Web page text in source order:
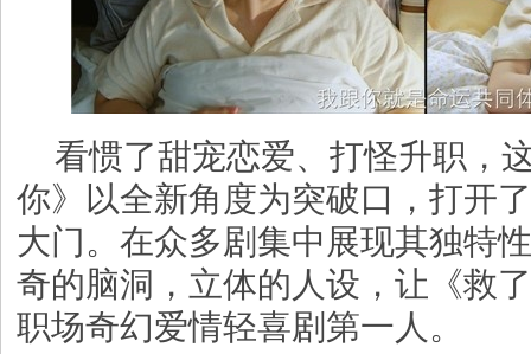
看惯了甜宠恋爱、打怪升职，
你》以全新角度为突破口，打开
大门。在众多剧集中展现其独
奇的脑洞，立体的人设，让《救
职场奇幻爱情轻喜剧第一人。